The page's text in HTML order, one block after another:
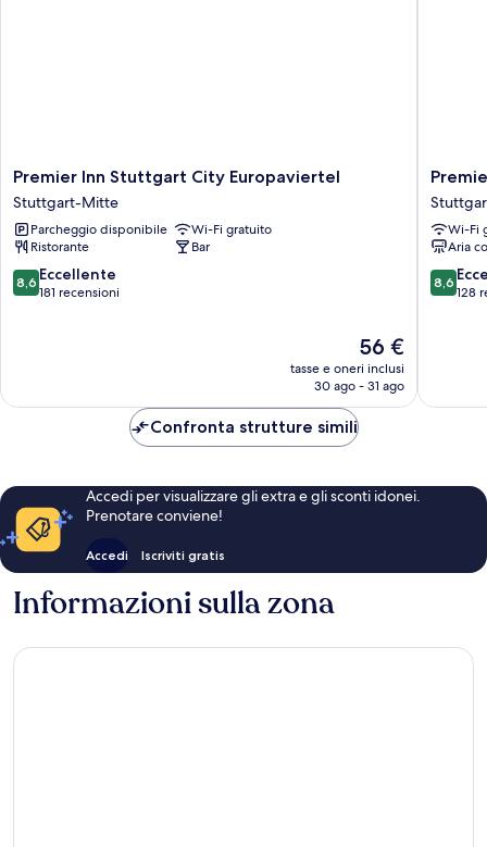
Premier
Inn
Stuttgart
City
Europaviertel
Stuttgart-
Mitte
Premier Inn Stuttgart City Europaviertel
Stuttgart-Mitte
Parcheggio disponibile
Wi-Fi gratuito
Ristorante
Bar
8.6
su
8,6 Eccellente
181 recensioni
Il
prezzo
attuale
56 €
tasse e oneri inclusi
30 ago - 31 ago
Premier
Inn
City
Centre
Mitte
Wi-Fi
Aria
8.6
su
8,6
128
Confronta strutture simili
Accedi per visualizzare gli extra e gli sconti idonei.
Prenotare conviene!
Accedi Iscriviti gratis
Informazioni sulla zona